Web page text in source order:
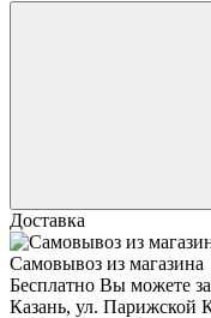
Доставка
Самовывоз из магазина
Бесплатно Вы можете
Казань, ул. Парижской